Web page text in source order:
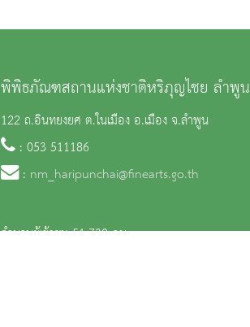
พิพิธภัณฑสถานแห่งชาติหริภุญไชย ลำพูน
122 ถ.อินทยงยศ ต.ในเมือง อ.เมือง จ.ลำพูน
: 053 511186
: nm_haripunchai@finearts.go.th
จำนวนผู้เข้าชม 51,730 คน